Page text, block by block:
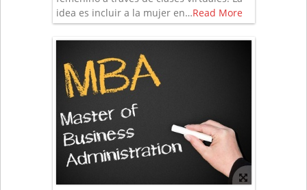
idea es incluir a la mujer en…Read More